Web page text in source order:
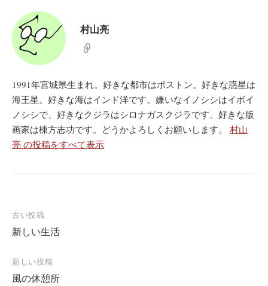
村山亮
1991年宮城県生まれ。好きな都市はボストン。好きな惑星は
海王星。好きな海はインド洋です。嫌いなイノシシはイボイ
ノシシで、好きなクジラはシロナガスクジラです。好きな版
画家は棟方志功です。どうかよろしくお願いします。 村山
亮 の投稿をすべて表示
投
稿
ナ
ビ
古い投稿
新しい生活
新しい投稿
風の休憩所